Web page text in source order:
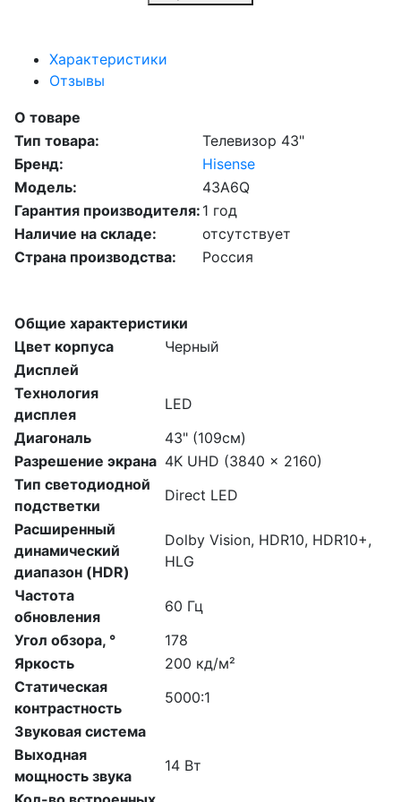
Характеристики
Отзывы
Общие характеристики
Цвет корпуса
Черный
Дисплей
Технология
дисплея
LED
Диагональ
43" (109см)
Разрешение экрана 4K UHD (3840 x 2160)
Тип светодиодной
подстветки
Direct LED
Расширенный
динамический
диапазон (HDR)
Dolby Vision, HDR10, HDR10+,
HLG
Частота
обновления
60 Гц
Угол обзора, °
178
Яркость
200 кд/м²
Статическая
контрастность
5000:1
Звуковая система
Выходная
мощность звука
14 Вт
О товаре
Тип товара:
Телевизор 43"
Бренд:
Hisense
Модель:
43A6Q
Гарантия производителя: 1 год
Наличие на складе:
отсутствует
Страна производства:
Россия